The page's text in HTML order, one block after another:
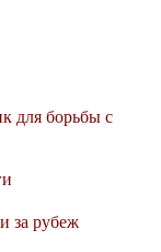
для борьбы с
за рубеж